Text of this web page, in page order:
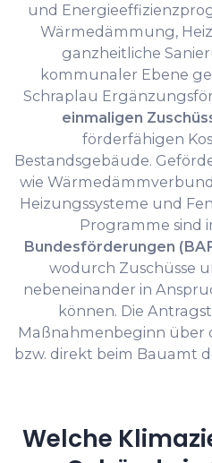
und
Wärmedämmung,
ganzheitliche
kommunaler Ebene
Schraplau
einmaligen
förderfähigen
Bestandsgebäude.
wie
Heizungssysteme und
Programme sind
Bundesförderungen
wodurch Zuschüsse
nebeneinander in
können. Die
Maßnahmenbeginn über
bzw. direkt beim Bauamt
Welche